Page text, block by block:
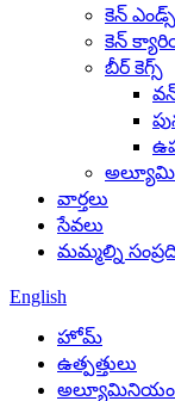
కెన్
కెన్
బీర్ కెగ్స్
వార్తలు
సేవలు
మమ్మల్ని
English
హోమ్
ఉత్పత్తులు
అల్యూమినియం